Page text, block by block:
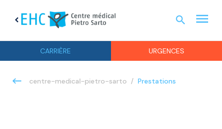
chevron_left
CARRIÈRE URGENCES
search menu
centre-medical-pietro-sarto Prestations